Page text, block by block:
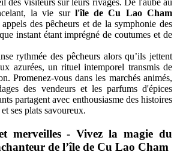
des visiteurs sur leurs rivages. De l'aube au
la vie sur l'île de Cu Lao Cham
des pêcheurs et de la symphonie des
instant étant imprégné de coutumes et de
rythmée des pêcheurs alors qu’ils jettent
azurées, un rituel intemporel transmis de
Promenez-vous dans les marchés animés,
des vendeurs et les parfums d'épices
partagent avec enthousiasme des histoires
ses plats savoureux.
merveilles - Vivez la magie du
de l’île de Cu Lao Cham